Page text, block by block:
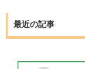
最近の記事